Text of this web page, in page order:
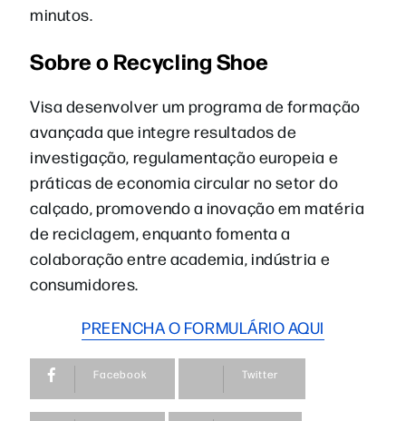
minutos.
Sobre o Recycling Shoe
Visa desenvolver um programa de formação
avançada que integre resultados de
investigação, regulamentação europeia e
práticas de economia circular no setor do
calçado, promovendo a inovação em matéria
de reciclagem, enquanto fomenta a
colaboração entre academia, indústria e
consumidores.
PREENCHA O FORMULÁRIO AQUI
Facebook Twitter